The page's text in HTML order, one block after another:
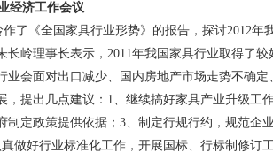
经济工作会议
了《全国家具行业形势》的报告，探讨2012年
长岭理事长表示，2011年我国家具行业取得了较
业会面对出口减少、国内房地产市场走势不确定
，提出几点建议：1、继续搞好家具产业升级工
制定政策提供依据；3、制定行规行约，规范企
做好行业标准化工作，开展国标、行标制修订